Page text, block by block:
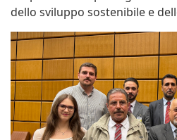
dello sviluppo sostenibile e